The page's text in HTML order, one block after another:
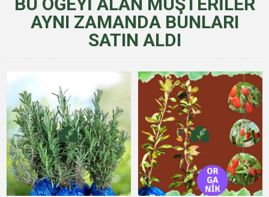
AYNI ZAMANDA BUNLARI
SATIN ALDI